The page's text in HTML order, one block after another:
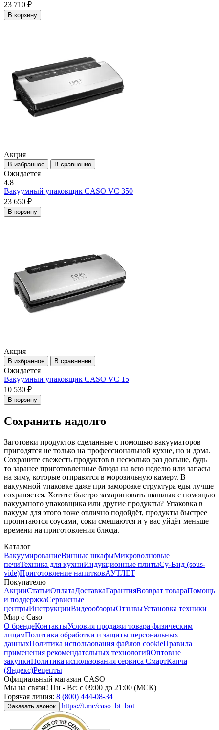
23 710 ₽
В корзину
Акция
В избранное В сравнение
Ожидается
4.8
Вакуумный упаковщик CASO VC 350
23 650 ₽
В корзину
Акция
В избранное В сравнение
Ожидается
Вакуумный упаковщик CASO VC 15
10 530 ₽
В корзину
Сохранить надолго
Заготовки продуктов сделанные с помощью вакууматоров
пригодятся не только на профессиональной кухне, но и дома.
Сохраните свежесть продуктов в несколько раз дольше, будь
то заранее приготовленные блюда на всю неделю или запасы
на зиму, которые отправятся в морозильную камеру. В
вакуумной упаковке даже при заморозке структура еды лучше
сохраняется. Хотите быстро замариновать шашлык с помощью
вакуумного упаковщика или другие продукты? Упаковка в
вакуум для этого тоже отлично подойдёт, продукты быстрее
пропитаются соусами, соки смешаются и у вас уйдёт меньше
времени на приготовления блюда.
Каталог
ВакуумированиеВинные шкафыМикроволновые
печиТехника для кухниИндукционные плитыСу-Вид (sous-
vide)Приготовление напитковАУТЛЕТ
Покупателю
АкцииСтатьиОплатаДоставкаГарантияВозврат товараПомощь
и поддержкаСервисные
центрыИнструкцииВидеообзорыОтзывыУстановка техники
Мир с Caso
О брендеКонтактыУсловия продажи товара физическим
лицамПолитика обработки и защиты персональных
данныхПолитика использования файлов cookieПравила
применения рекомендательных технологийОптовые
закупкиПолитика использования сервиса СмартКапча
(Яндекс)Рецепты
Официальный магазин CASO
Мы на связи! Пн - Вс: с 09:00 до 21:00 (МСК)
Горячая линия: 8 (800) 444-08-34
Заказать звонок https://t.me/caso_bt_bot